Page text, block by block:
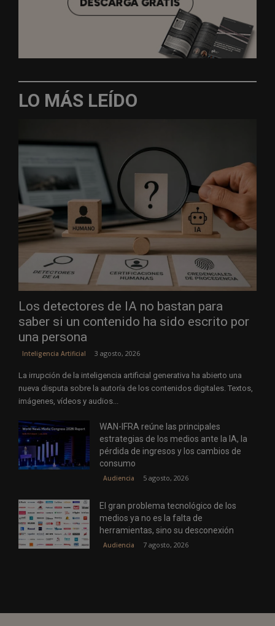
LO MÁS LEÍDO
Los detectores de IA no bastan para
saber si un contenido ha sido escrito por
una persona
Inteligencia Artificial 3 agosto, 2026
La irrupción de la inteligencia artificial generativa ha abierto una
nueva disputa sobre la autoría de los contenidos digitales. Textos,
imágenes, vídeos y audios...
WAN-IFRA reúne las principales
estrategias de los medios ante la IA, la
pérdida de ingresos y los cambios de
consumo
Audiencia 5 agosto, 2026
El gran problema tecnológico de los
medios ya no es la falta de
herramientas, sino su desconexión
Audiencia 7 agosto, 2026